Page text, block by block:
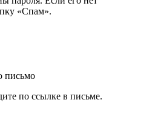
«Спам».
письмо
по ссылке в письме.